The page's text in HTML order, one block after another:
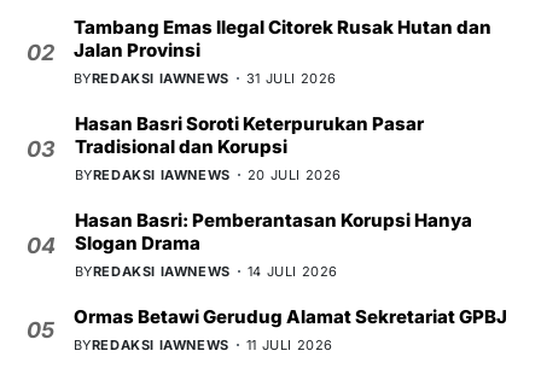
02
Tambang Emas Ilegal Citorek Rusak Hutan dan
Jalan Provinsi
BYREDAKSI IAWNEWS 31 JULI 2026
03
Hasan Basri Soroti Keterpurukan Pasar
Tradisional dan Korupsi
BYREDAKSI IAWNEWS 20 JULI 2026
04
Hasan Basri: Pemberantasan Korupsi Hanya
Slogan Drama
BYREDAKSI IAWNEWS 14 JULI 2026
05
Ormas Betawi Gerudug Alamat Sekretariat GPBJ
BYREDAKSI IAWNEWS 11 JULI 2026